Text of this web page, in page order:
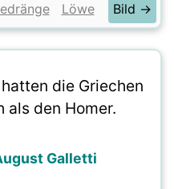
Löwe Bild →
die Griechen
als den Homer.
Galletti